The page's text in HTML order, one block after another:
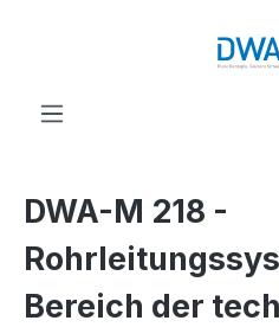
DWA-M 218 -
Bereich der